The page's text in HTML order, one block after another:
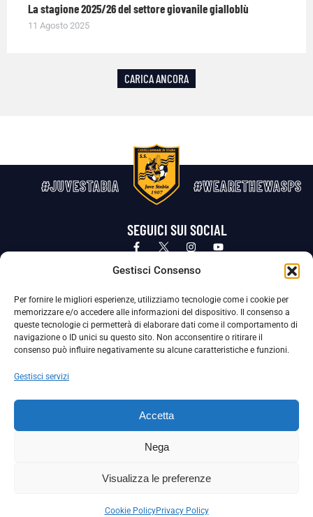
Gestisci Consenso
Per fornire le migliori esperienze, utilizziamo tecnologie come i cookie per
memorizzare e/o accedere alle informazioni del dispositivo. Il consenso a
queste tecnologie ci permetterà di elaborare dati come il comportamento di
navigazione o ID unici su questo sito. Non acconsentire o ritirare il
consenso può influire negativamente su alcune caratteristiche e funzioni.
Gestisci servizi
Accetta
Nega
Visualizza le preferenze
Cookie PolicyPrivacy Policy
La stagione 2025/26 del settore giovanile gialloblù
11 Agosto 2025
CARICA ANCORA
#JUVESTABIA #WEARETHEWASPS
SEGUICI SUI SOCIAL
Privacy Policy Cookie Policy
La Società ha nominato il Responsabile della Protezione dei Dati Personali (DPO), figura specializzata che vigila sulle modalità
adottate dalla nostra Società per tutelare i Suoi dati personali.
Per contattare il DPO può scrivere a
La Società ha inoltre adottato un proprio Codice Etico, consultabile al seguente link:
Scarica il Codice Etico
Copyright © 2024 – S.S. JUVE STABIA 1907 | P.IVA: 04246411211 | Tutti i diritti sono riservati | Made with